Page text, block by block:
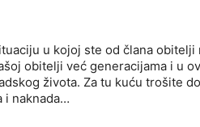
u kojoj ste od člana
obitelji već generacijama i u
života. Za tu kuću trošite
i naknada…